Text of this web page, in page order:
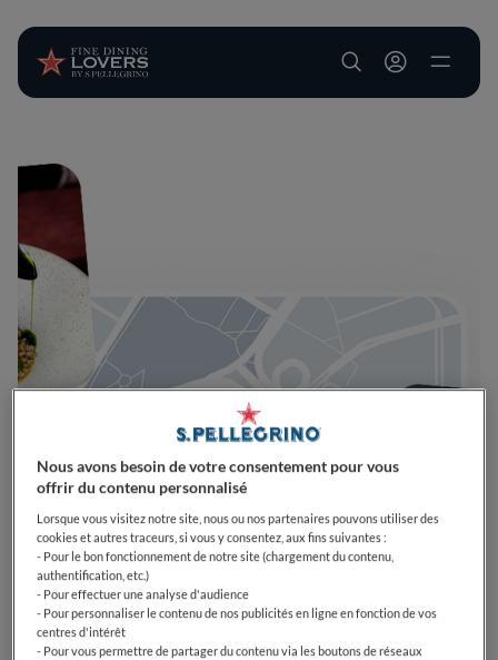
User account
Nous avons besoin de votre consentement pour vous
offrir du contenu personnalisé
Lorsque vous visitez notre site, nous ou nos partenaires pouvons utiliser des
cookies et autres traceurs, si vous y consentez, aux fins suivantes :
- Pour le bon fonctionnement de notre site (chargement du contenu,
authentification, etc.)
- Pour effectuer une analyse d'audience
- Pour personnaliser le contenu de nos publicités en ligne en fonction de vos
centres d'intérêt
- Pour vous permettre de partager du contenu via les boutons de réseaux